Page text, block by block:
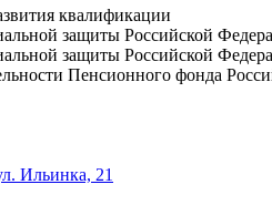
квалификации
защиты Российской
защиты Российской
Пенсионного фонда
Ильинка, 21